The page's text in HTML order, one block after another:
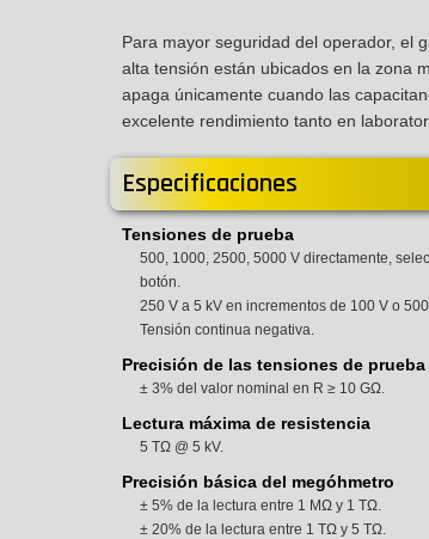
Para mayor seguridad del operador, el
alta tensión están ubicados en la zona
apaga únicamente cuando las
excelente rendimiento tanto en
Especificaciones
Tensiones de prueba
500, 1000, 2500, 5000 V directamente,
botón.
250 V a 5 kV en incrementos de 100 V o
Tensión continua negativa.
Precisión de las tensiones de prueba
± 3% del valor nominal en R ≥ 10 GΩ.
Lectura máxima de resistencia
5 TΩ @ 5 kV.
Precisión básica del megóhmetro
± 5% de la lectura entre 1 MΩ y 1 TΩ.
± 20% de la lectura entre 1 TΩ y 5 TΩ.